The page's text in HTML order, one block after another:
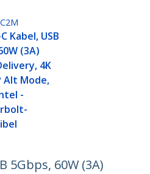
Kabel, USB
(3A)
4K
Alt Mode,
-
5Gbps, 60W (3A)